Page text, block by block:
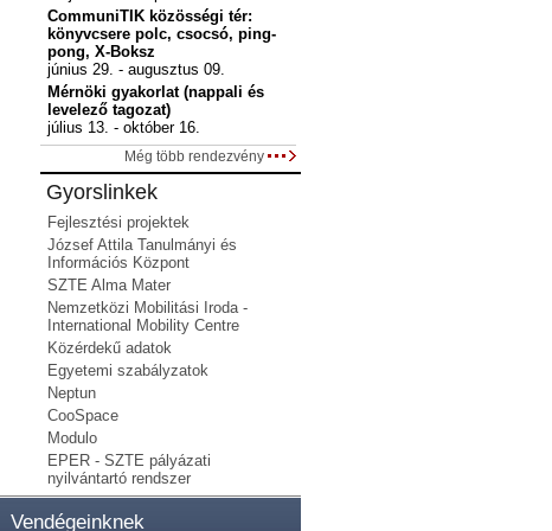
CommuniTIK közösségi tér:
könyvcsere polc, csocsó, ping-
pong, X-Boksz
június 29. - augusztus 09.
Mérnöki gyakorlat (nappali és
levelező tagozat)
július 13. - október 16.
Még több rendezvény
Gyorslinkek
Fejlesztési projektek
József Attila Tanulmányi és
Információs Központ
SZTE Alma Mater
Nemzetközi Mobilitási Iroda -
International Mobility Centre
Közérdekű adatok
Egyetemi szabályzatok
Neptun
CooSpace
Modulo
EPER - SZTE pályázati
nyilvántartó rendszer
Vendégeinknek